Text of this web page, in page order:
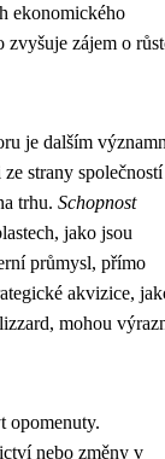
ekonomického
zvyšuje zájem o
je dalším
strany společností
trhu. Schopnost
jako jsou
průmysl, přímo
akvizice,
mohou
opomenuty.
nebo změny v